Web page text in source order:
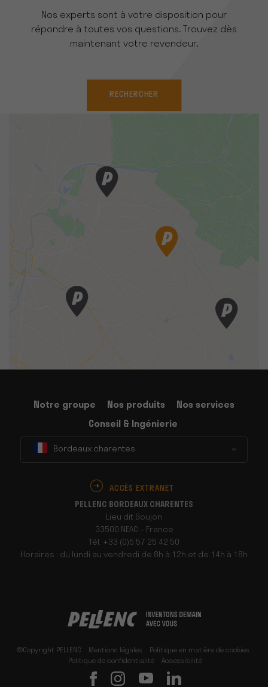
Nos experts sont à votre disposition pour
répondre à toutes vos questions. Trouvez dès
maintenant votre revendeur.
RECHERCHER
Notre groupe Nos produits
Nos services
Conseil & Ingénierie
Bordeaux charentes
ACCÈS EXTRANET
PELLENC BORDEAUX CHARENTES
Lieu dit Goujon
33500 NEAC – France
Tél. +33 (0)5 57 25 42 50
Horaires : du lundi au vendredi de 8h à 12h et de 14h à 18h
©Copyright PELLENC Mentions légales
Politique en matière de cookies
Politique de confidentialité
Accessibilité